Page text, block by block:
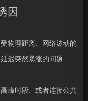
因
物理距离、网络波动的
迟突然暴涨的问题
峰时段、或者连接公共